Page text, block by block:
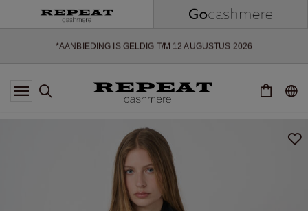
*AANBIEDING IS GELDIG T/M 12 AUGUSTUS 2026
*NIET GELDIG VOOR LIMITED EDITION
*UITZONDERINGEN KUNNEN VAN TOEPASSING ZIJN
SEIZOEN
EXTRA 10% OFF SALE